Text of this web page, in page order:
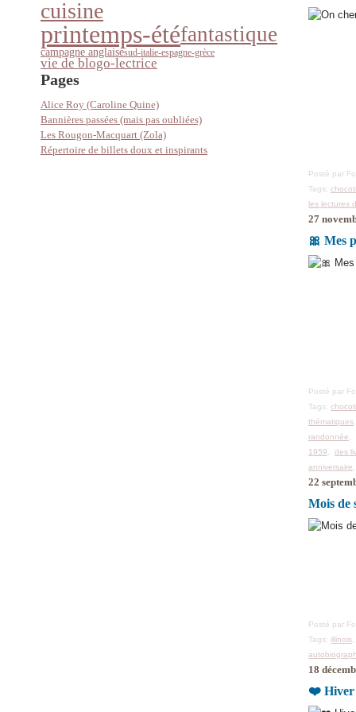
cuisine
printemps-étéfantastique
campagne anglaisesud-italie-espagne-grèce
vie de blogo-lectrice
Pages
Alice Roy (Caroline Quine)
Bannières passées (mais pas oubliées)
Les Rougon-Macquart (Zola)
Répertoire de billets doux et inspirants
Posté par
Tags:
les lectures
27
🎀 Mes
Posté par
Tags:
thématiques
randonnée ,
1959 ,des
anniversaire
22
Mois de
Posté par
Tags: illinois
18
❤️ Hiver